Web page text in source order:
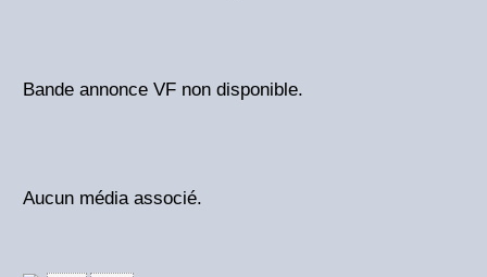
Bande annonce VF non disponible.
Aucun média associé.